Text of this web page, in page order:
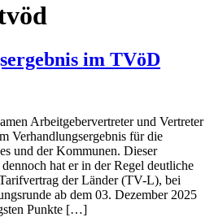
im TVöD
Arbeitgebervertreter und Vertreter
Verhandlungsergebnis für die
und der Kommunen. Dieser
hat er in der Regel deutliche
der Länder (TV-L), bei
ab dem 03. Dezember 2025
Punkte […]